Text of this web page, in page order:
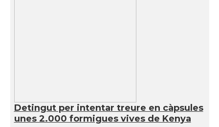
Detingut per intentar treure en càpsules
unes 2.000 formigues vives de Kenya